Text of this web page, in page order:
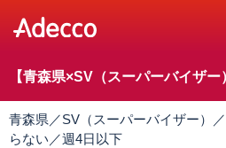
【青森県×SV（スーパーバイザ
青森県／SV（スーパーバイザー）
らない／週4日以下